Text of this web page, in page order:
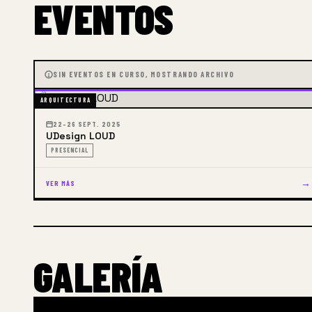
EVENTOS
SIN EVENTOS EN CURSO, MOSTRANDO ARCHIVO
ARQUITECTURA
22–26 SEPT. 2025
UDesign LOUD
PRESENCIAL
VER MÁS →
GALERÍA